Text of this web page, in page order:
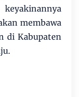
membawa
di Kabupaten